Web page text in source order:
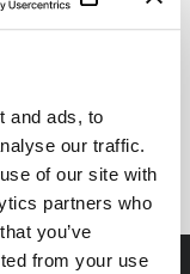
and ads, to
our traffic.
of our site with
partners who
you’ve
from your use